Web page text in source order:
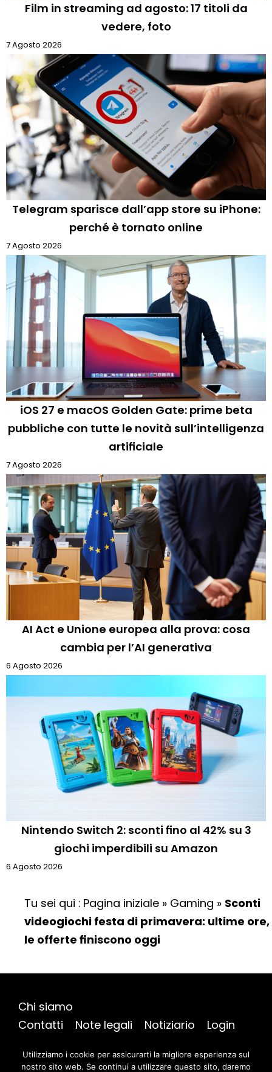
Film in streaming ad agosto: 17 titoli da
vedere, foto
7 Agosto 2026
Telegram sparisce dall’app store su iPhone:
perché è tornato online
7 Agosto 2026
iOS 27 e macOS Golden Gate: prime beta
pubbliche con tutte le novità sull’intelligenza
artificiale
7 Agosto 2026
AI Act e Unione europea alla prova: cosa
cambia per l’AI generativa
6 Agosto 2026
Nintendo Switch 2: sconti fino al 42% su 3
giochi imperdibili su Amazon
6 Agosto 2026
Tu sei qui : Pagina iniziale » Gaming » Sconti
videogiochi festa di primavera: ultime ore,
le offerte finiscono oggi
Chi siamo
Contatti
Note legali Notiziario
Login
Utilizziamo i cookie per assicurarti la migliore esperienza sul
nostro sito web. Se continui a utilizzare questo sito, daremo